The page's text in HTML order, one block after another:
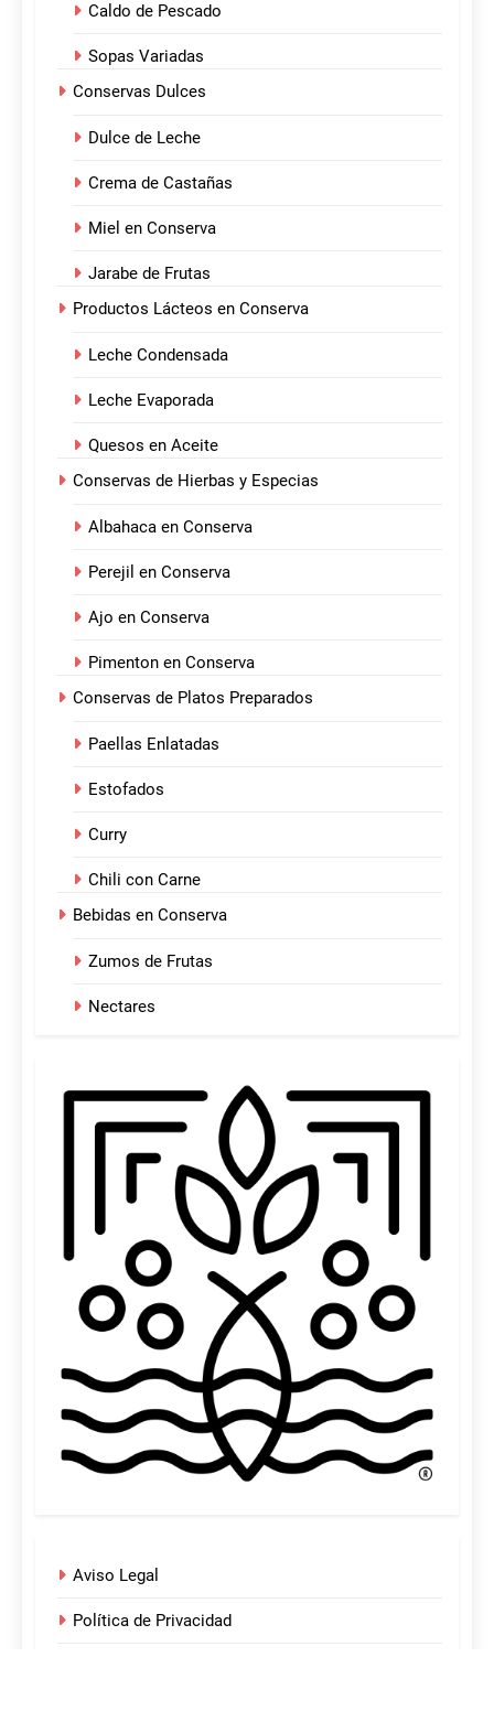
Caldo de Pescado
Sopas Variadas
Conservas Dulces
Dulce de Leche
Crema de Castañas
Miel en Conserva
Jarabe de Frutas
Productos Lácteos en Conserva
Leche Condensada
Leche Evaporada
Quesos en Aceite
Conservas de Hierbas y Especias
Albahaca en Conserva
Perejil en Conserva
Ajo en Conserva
Pimenton en Conserva
Conservas de Platos Preparados
Paellas Enlatadas
Estofados
Curry
Chili con Carne
Bebidas en Conserva
Zumos de Frutas
Nectares
Aviso Legal
Política de Privacidad